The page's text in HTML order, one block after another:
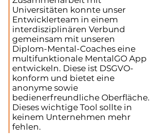
Universitäten konnte unser
Entwicklerteam in einem
interdisziplinären Verbund
gemeinsam mit unseren
Diplom-Mental-Coaches eine
multifunktionale MentalGO App
entwickeln. Diese ist DSGVO-
konform und bietet eine
anonyme sowie
bedienerfreundliche Oberfläche.
Dieses wichtige Tool sollte in
keinem Unternehmen mehr
fehlen.